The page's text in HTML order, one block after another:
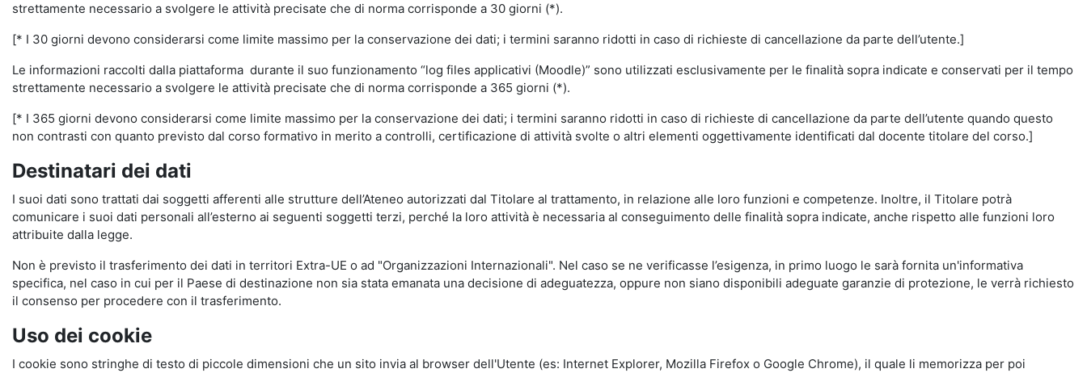
strettamente necessario a svolgere le attività precisate che di norma corrisponde a 30 giorni (*).
[* I 30 giorni devono considerarsi come limite massimo per la conservazione dei dati; i termini saranno ridotti in caso di richieste di cancellazione da parte dell’utente.]
Le informazioni raccolti dalla piattaforma durante il suo funzionamento “log files applicativi (Moodle)” sono utilizzati esclusivamente per le finalità sopra indicate e conservati per il tempo
strettamente necessario a svolgere le attività precisate che di norma corrisponde a 365 giorni (*).
[* I 365 giorni devono considerarsi come limite massimo per la conservazione dei dati; i termini saranno ridotti in caso di richieste di cancellazione da parte dell’utente quando questo
non contrasti con quanto previsto dal corso formativo in merito a controlli, certificazione di attività svolte o altri elementi oggettivamente identificati dal docente titolare del corso.]
Destinatari dei dati
I suoi dati sono trattati dai soggetti afferenti alle strutture dell’Ateneo autorizzati dal Titolare al trattamento, in relazione alle loro funzioni e competenze. Inoltre, il Titolare potrà
comunicare i suoi dati personali all’esterno ai seguenti soggetti terzi, perché la loro attività è necessaria al conseguimento delle finalità sopra indicate, anche rispetto alle funzioni loro
attribuite dalla legge.
Non è previsto il trasferimento dei dati in territori Extra-UE o ad "Organizzazioni Internazionali". Nel caso se ne verificasse l’esigenza, in primo luogo le sarà fornita un'informativa
specifica, nel caso in cui per il Paese di destinazione non sia stata emanata una decisione di adeguatezza, oppure non siano disponibili adeguate garanzie di protezione, le verrà richiesto
il consenso per procedere con il trasferimento.
Uso dei cookie
I cookie sono stringhe di testo di piccole dimensioni che un sito invia al browser dell'Utente (es: Internet Explorer, Mozilla Firefox o Google Chrome), il quale li memorizza per poi